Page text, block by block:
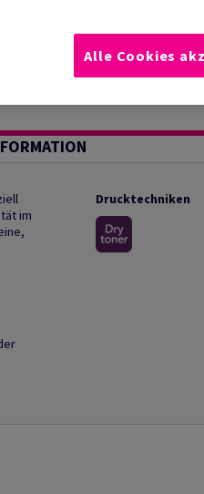
im
Drucktechniken
Alle Cookies